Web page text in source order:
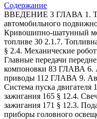
Содержание
ВВЕДЕНИЕ 3 ГЛАВА 1.
автомобильного
Кривошипно-шатунный
топливе 30 2.1.7.
§ 2.4. Механические
Главные передачи
компоновки 83 ГЛАВА 6.
приводы 112 ГЛАВА 9.
Система пуска
зажигания 165 § 12.4.
зажигания 171 § 12.3.
приборы головного